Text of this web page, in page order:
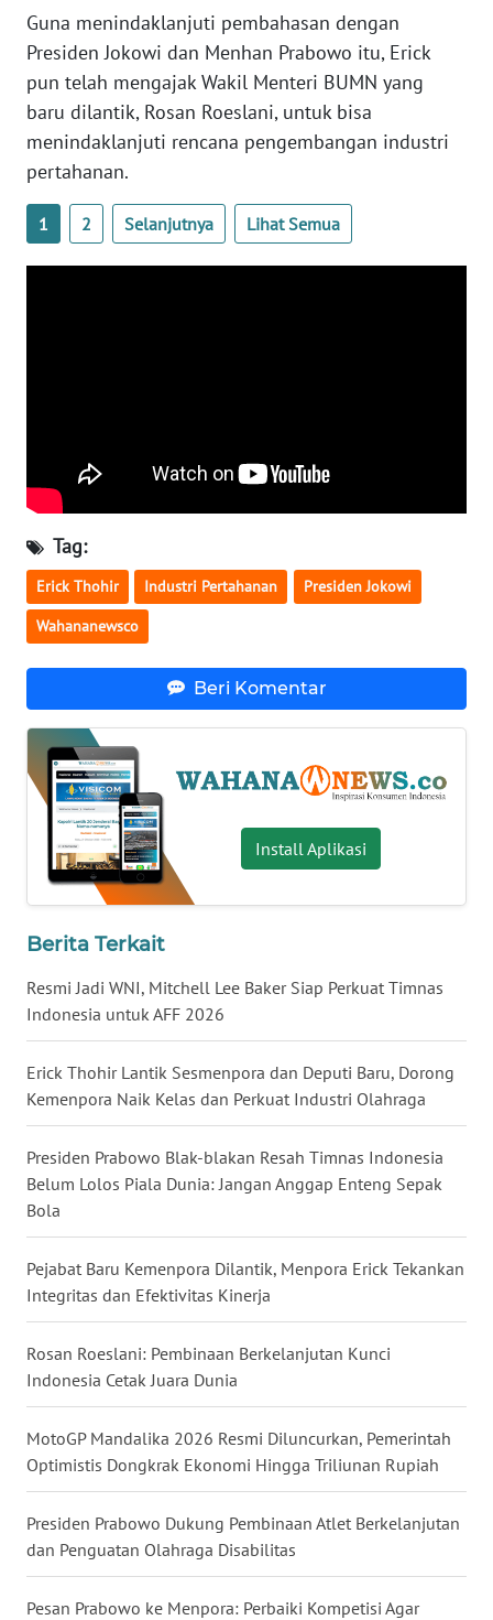
Guna menindaklanjuti pembahasan dengan
Presiden Jokowi dan Menhan Prabowo itu, Erick
pun telah mengajak Wakil Menteri BUMN yang
baru dilantik, Rosan Roeslani, untuk bisa
menindaklanjuti rencana pengembangan industri
pertahanan.
1 2 Selanjutnya Lihat Semua
Tag:
Erick Thohir Industri Pertahanan Presiden Jokowi
Wahananewsco
Beri Komentar
Install Aplikasi
Berita Terkait
Resmi Jadi WNI, Mitchell Lee Baker Siap Perkuat Timnas
Indonesia untuk AFF 2026
Erick Thohir Lantik Sesmenpora dan Deputi Baru, Dorong
Kemenpora Naik Kelas dan Perkuat Industri Olahraga
Presiden Prabowo Blak-blakan Resah Timnas Indonesia
Belum Lolos Piala Dunia: Jangan Anggap Enteng Sepak
Bola
Pejabat Baru Kemenpora Dilantik, Menpora Erick Tekankan
Integritas dan Efektivitas Kinerja
Rosan Roeslani: Pembinaan Berkelanjutan Kunci
Indonesia Cetak Juara Dunia
MotoGP Mandalika 2026 Resmi Diluncurkan, Pemerintah
Optimistis Dongkrak Ekonomi Hingga Triliunan Rupiah
Presiden Prabowo Dukung Pembinaan Atlet Berkelanjutan
dan Penguatan Olahraga Disabilitas
Pesan Prabowo ke Menpora: Perbaiki Kompetisi Agar
BARAT
WN
RIAU
WN
WN
SULBAR
WN
WN
SUMBAR
WN
SUMSEL
WN
BENGKULU
WN
LAMPUNG
WN
JATENG
WN
NUSANTARA
WN
JOGJA
WN
WN